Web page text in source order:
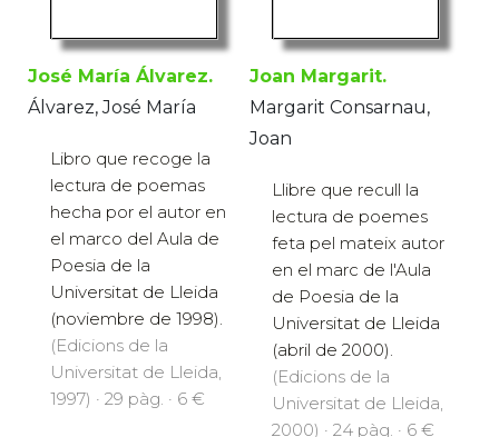
José María Álvarez.
Álvarez, José María
Libro que recoge la
lectura de poemas
hecha por el autor en
el marco del Aula de
Poesia de la
Universitat de Lleida
(noviembre de 1998).
(Edicions de la
Universitat de Lleida,
1997) · 29 pàg. · 6 €
Joan Margarit.
Margarit Consarnau,
Joan
Llibre que recull la
lectura de poemes
feta pel mateix autor
en el marc de l'Aula
de Poesia de la
Universitat de Lleida
(abril de 2000).
(Edicions de la
Universitat de Lleida,
2000) · 24 pàg. · 6 €